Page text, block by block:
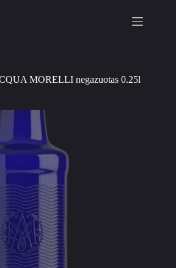
MORELLI negazuotas 0.25l